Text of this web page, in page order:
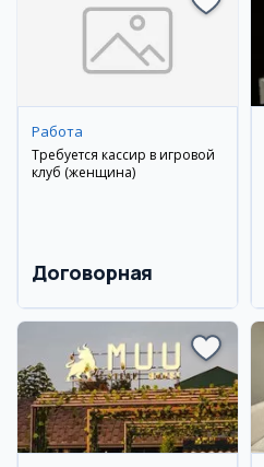
Работа
Требуется кассир в игровой
клуб (женщина)
Договорная